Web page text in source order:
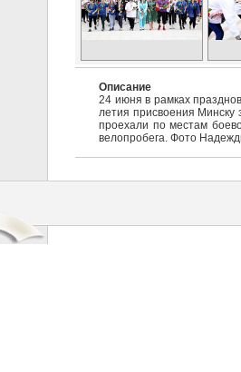
Описание
24 июня в рамках
летия присвоения Минску
проехали по местам
велопробега. Фото